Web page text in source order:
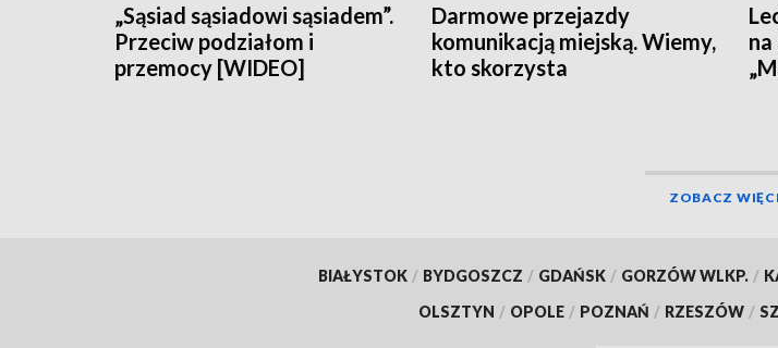
„Sąsiad sąsiadowi sąsiadem”.
Przeciw podziałom i
przemocy [WIDEO]
Darmowe przejazdy
komunikacją miejską. Wiemy,
kto skorzysta
ZOBACZ
BIAŁYSTOK / BYDGOSZCZ / GDAŃSK / GORZÓW WLKP. /
OLSZTYN / OPOLE / POZNAŃ / RZESZÓW /